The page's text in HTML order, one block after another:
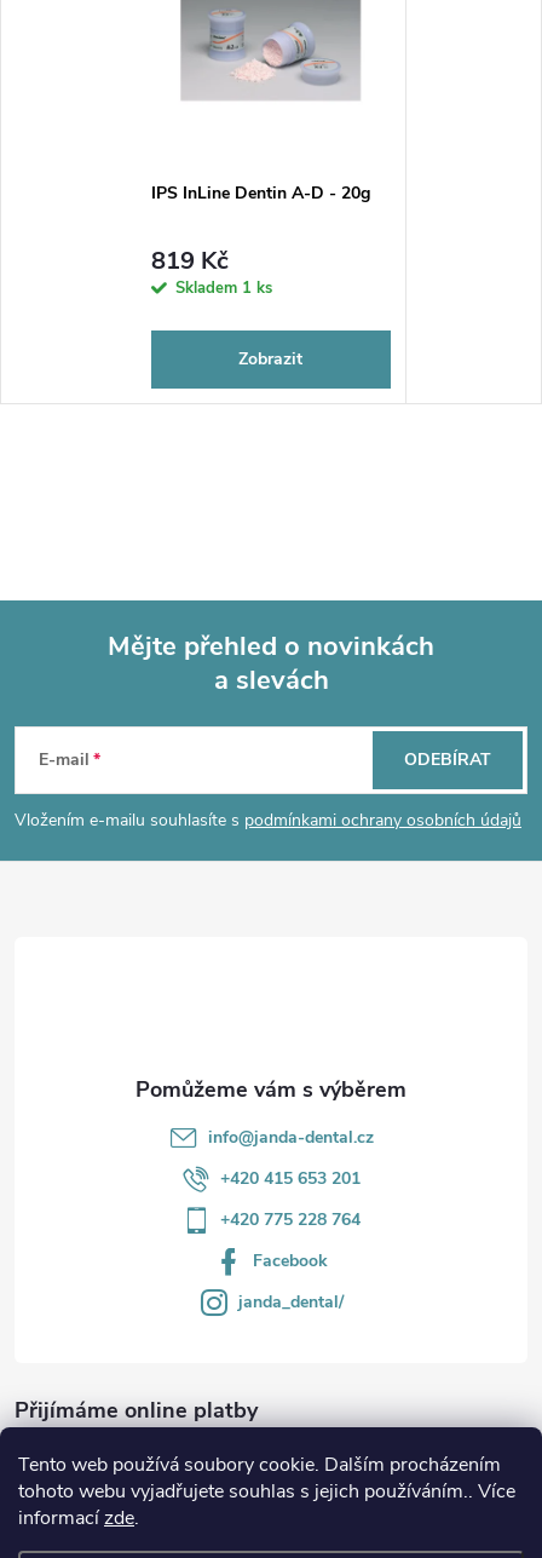
Tento web používá soubory cookie. Dalším procházením
tohoto webu vyjadřujete souhlas s jejich používáním.. Více
informacízde.
IPS InLine Dentin A-D - 20g
819 Kč
Skladem 1 ks
Zobrazit
p
Mějte přehled o novinkách
a slevách
E-mail
Vložením e-mailu souhlasíte s podmínkami ochrany osobních údajů
ODEBÍRAT
info@janda-dental.cz
+420 415 653 201
+420 775 228 764
Facebook
janda_dental/
Přijímáme online platby